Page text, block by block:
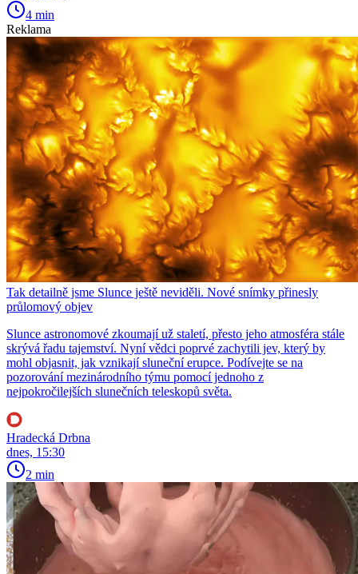
4 min
Reklama
Tak detailně jsme Slunce ještě neviděli. Nové snímky přinesly
průlomový objev
Slunce astronomové zkoumají už staletí, přesto jeho atmosféra stále
skrývá řadu tajemství. Nyní vědci poprvé zachytili jev, který by
mohl objasnit, jak vznikají sluneční erupce. Podívejte se na
pozorování mezinárodního týmu pomocí jednoho z
nejpokročilejších slunečních teleskopů světa.
Hradecká Drbna
dnes, 15:30
2 min